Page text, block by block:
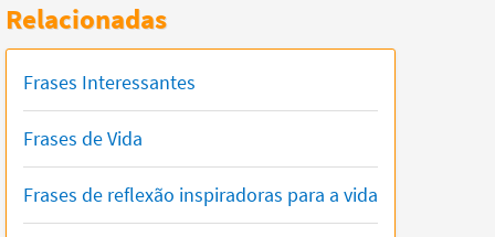
Relacionadas
Frases Interessantes
Frases de Vida
Frases de reflexão inspiradoras para a vida